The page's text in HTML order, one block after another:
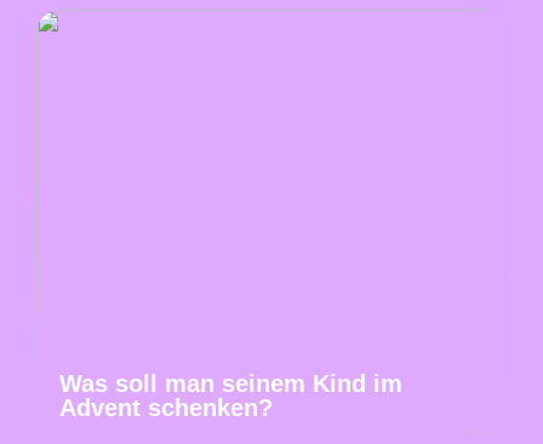
Was soll man seinem Kind im
Advent schenken?